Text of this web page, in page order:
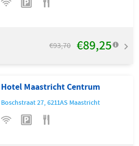
Hotel Maastricht Centrum
Boschstraat 27,6211AS Maastricht
€93,70 €89,25